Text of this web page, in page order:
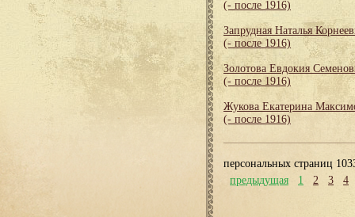
(- после 1916)
Запрудная Наталья
(- после 1916)
Золотова Евдокия
(- после 1916)
Жукова Екатерина
(- после 1916)
персональных страниц
предыдущая
1 2 3 4